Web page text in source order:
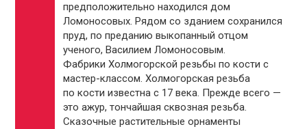
предположительно находился дом
Ломоносовых. Рядом со зданием сохранился
пруд, по преданию выкопанный отцом
ученого, Василием Ломоносовым.
Фабрики Холмогорской резьбы по кости с
мастер-классом. Холмогорская резьба
по кости известна с 17 века. Прежде всего —
это ажур, тончайшая сквозная резьба.
Сказочные растительные орнаменты